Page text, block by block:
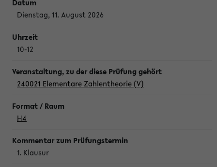
Dienstag, 11. August 2026
10-12
240021 Elementare Zahlentheorie (V)
H4
1. Klausur